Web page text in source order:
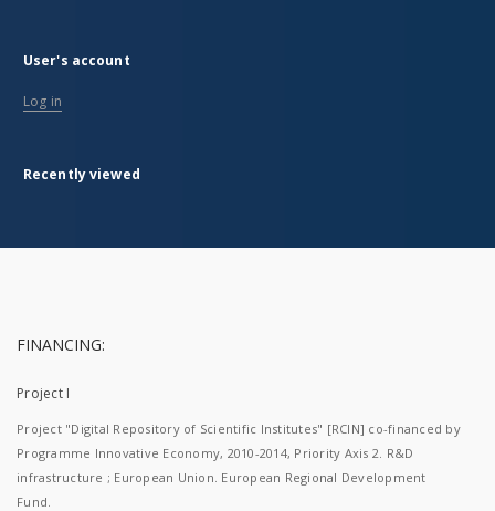
User's account
Log in
Recently viewed
FINANCING:
Project I
Project "Digital Repository of Scientific Institutes" [RCIN] co-financed by
Programme Innovative Economy, 2010-2014, Priority Axis 2. R&D
infrastructure ; European Union. European Regional Development
Fund.